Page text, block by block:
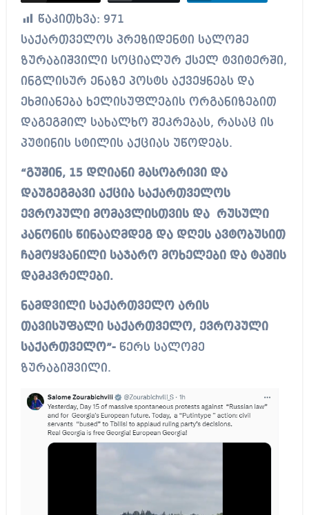
წაკითხვა: 971
საქართველოს პრეზიდენტი სალომე
ზურაბიშვილი სოციალურ ქსელ ტვიტერში,
ინგლისურ ენაზე პოსტს აქვეყნებს და
ეხმიანება ხელისუფლების ორგანიზებით
დაგეგმილ სახალხო შეკრებას, რასაც ის
პუტინის სტილის აქციას უწოდებს.
“გუშინ, 15 დღიანი მასობრივი და
დაუგეგმავი აქცია საქართველოს
ევროპული მომავლისთვის და რუსული
კანონის წინააღმდეგ და დღეს ავტობუსით
ჩამოყვანილი საჯარო მოხელები და ტაშის
დამკვრელები.
ნამდვილი საქართველო არის
თავისუფალი საქართველო, ევროპული
საქართველო”-წერს სალომე
ზურაბიშვილი.